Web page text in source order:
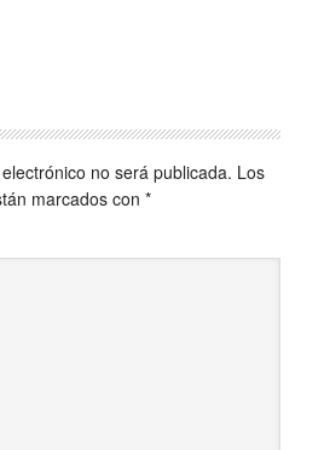
no será publicada. Los
marcados con *